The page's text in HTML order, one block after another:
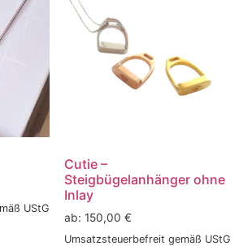
UStG
Cutie –
Steigbügelanhänger ohne
Inlay
ab: 150,00 €
Umsatzsteuerbefreit gemäß UStG